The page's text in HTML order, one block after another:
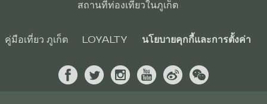
สถานที่ท่องเที่ยวในภูเก็ต
คู่มือเที่ยว ภูเก็ต LOYALTY นโยบายคุกกี้และการตั้งค่า